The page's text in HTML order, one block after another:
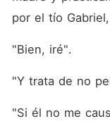
por el tío
"Bien, iré".
"Y trata de no
"Si él no me